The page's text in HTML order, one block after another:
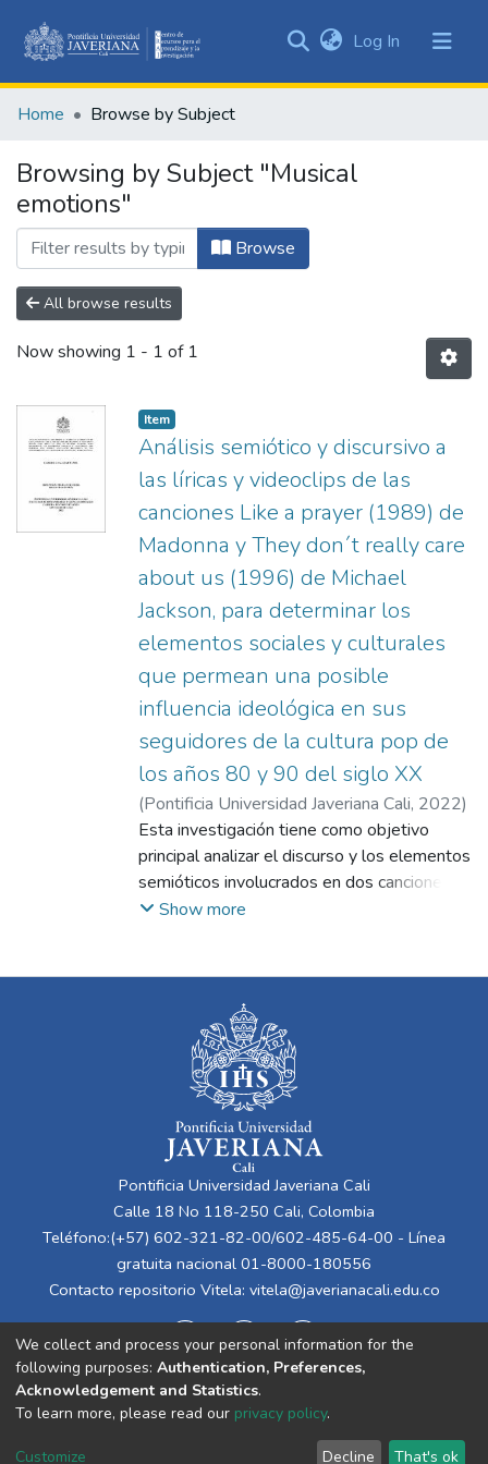
&
All of DSpace
Log In (current)
Home Browse by Subject
Browsing by Subject "Musical
emotions"
Browse
All browse results
Now showing 1 - 1 of 1
Item
Análisis semiótico y discursivo a
las líricas y videoclips de las
canciones Like a prayer (1989) de
Madonna y They don´t really care
about us (1996) de Michael
Jackson, para determinar los
elementos sociales y culturales
que permean una posible
influencia ideológica en sus
seguidores de la cultura pop de
los años 80 y 90 del siglo XX
(Pontificia Universidad Javeriana Cali, 2022)
Salazar Tawil, Gabriela;Chacón Peña, Sergio
Esta investigación tiene como objetivo
principal analizar el discurso y los elementos
semióticos involucrados en dos canciones y
sus videoclips, con el fin de determinar sus
determinaron otros objetivos más
específicos, en aras del alcance del objetivo
principal de este trabajo.
De este modo, los objetivos específicos
son, por una parte, caracterizar los
elementos constituyentes de la cultura pop
en relación con la propuesta musical de
Madonna y Michael Jackson en las canciones
Like a prayer (1989) y They don´t really
care about us (1996) respectivamente.
Consecutivamente, determinar los
contenidos de corte ideológico social y
cultural presentes en el discurso de las
letras de las canciones Like a prayer (1989)
y They don´t care about us (1996)
respectivamente. Para finalmente,
posible crítica social y cultural mostrada a
Show more
Pontificia Universidad Javeriana Cali
Calle 18 No 118-250 Cali, Colombia
Teléfono:(+57) 602-321-82-00/602-485-64-00 - Línea
gratuita nacional 01-8000-180556
Contacto repositorio Vitela: vitela@javerianacali.edu.co
Cookie End User Send
We collect and process your personal information for the
following purposes: Authentication, Preferences,
Acknowledgement and Statistics.
To learn more, please read our privacy policy.
Customize Decline That's ok